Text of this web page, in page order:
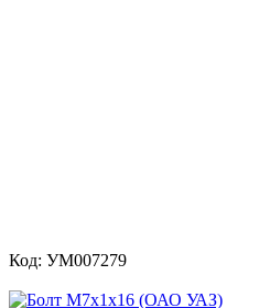
Код: УМ007279